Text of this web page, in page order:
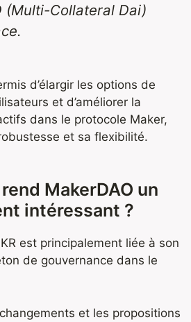
(Multi-Collateral Dai)
d’élargir les options de
et d’améliorer la
dans le protocole Maker,
et sa flexibilité.
MakerDAO un
intéressant ?
est principalement liée à son
de gouvernance dans le
et les propositions